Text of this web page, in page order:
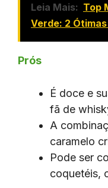
Leia Mais: Top
Verde: 2
Prós
É doce e
fã de
A
caramelo
Pode ser
coquetéis,